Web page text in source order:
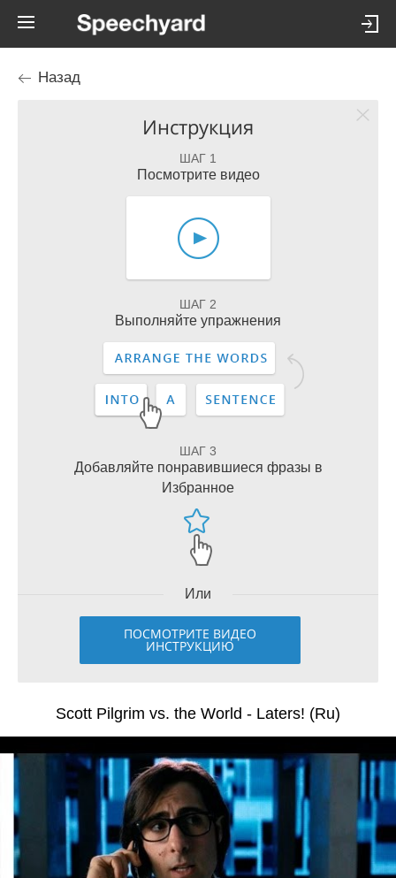
Назад
Инструкция
ШАГ 1
Посмотрите видео
ШАГ 2
Выполняйте упражнения
ШАГ 3
Добавляйте понравившиеся фразы в
Избранное
Или
ПОСМОТРИТЕ ВИДЕО
ИНСТРУКЦИЮ
Scott Pilgrim vs. the World - Laters! (Ru)